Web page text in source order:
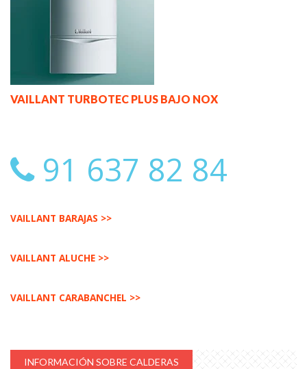
VAILLANT TURBOTEC PLUS BAJO NOX
91 637 82 84
VAILLANT BARAJAS >>
VAILLANT ALUCHE >>
VAILLANT CARABANCHEL >>
INFORMACIÓN SOBRE CALDERAS